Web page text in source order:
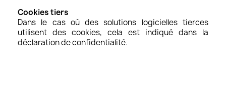
Cookies tiers
Dans le cas où des solutions logicielles tierces
utilisent des cookies, cela est indiqué dans la
déclaration de confidentialité.